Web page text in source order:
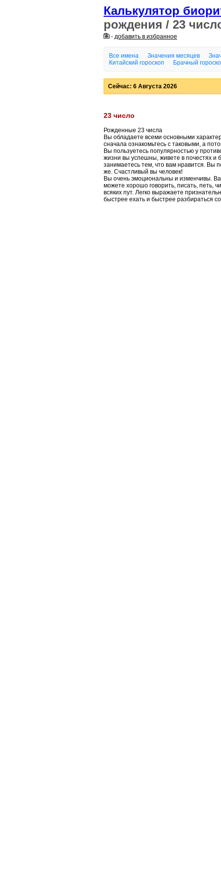
Калькулятор
рождения / 23
- добавить в избранное
Все имена Значения месяцев
Китайский гороскоп
Брачный
Сейчас: 6 Августа 2026
23 число
Рожденные 23 числа
Вы обладаете всеми основными
сначала ознакомьтесь с таковыми, а
Вы пользуетесь популярностью у
жизни вы успешны, живете в почестях и
занимаетесь тем, что вам нравится. Вы
же. Счастливый вы человек!
Вы очень эмоциональны и изменчивы.
можете хорошо говорить, писать, петь,
всяких пут. Легко выражаете
быстрее ехать и быстрее разбираться